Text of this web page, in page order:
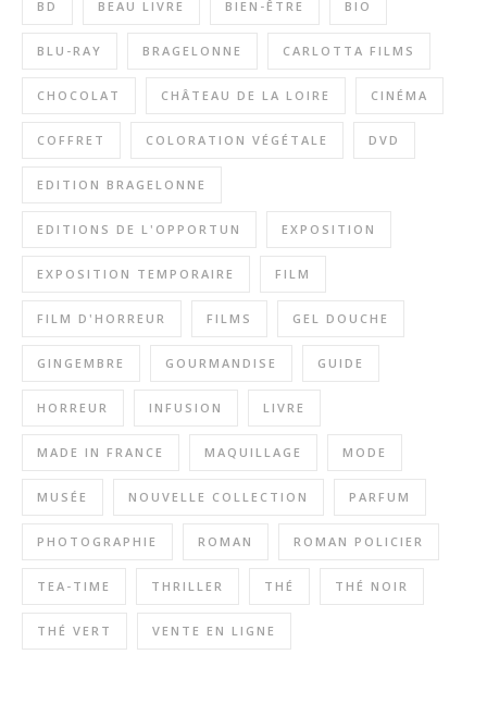
BD BEAU LIVRE BIEN-ÊTRE BIO
BLU-RAY BRAGELONNE CARLOTTA FILMS
CHOCOLAT CHÂTEAU DE LA LOIRE CINÉMA
COFFRET COLORATION VÉGÉTALE DVD
EDITION BRAGELONNE
EDITIONS DE L'OPPORTUN EXPOSITION
EXPOSITION TEMPORAIRE FILM
FILM D'HORREUR FILMS GEL DOUCHE
GINGEMBRE GOURMANDISE GUIDE
HORREUR INFUSION LIVRE
MADE IN FRANCE MAQUILLAGE MODE
MUSÉE NOUVELLE COLLECTION PARFUM
PHOTOGRAPHIE ROMAN ROMAN POLICIER
TEA-TIME THRILLER THÉ THÉ NOIR
THÉ VERT VENTE EN LIGNE